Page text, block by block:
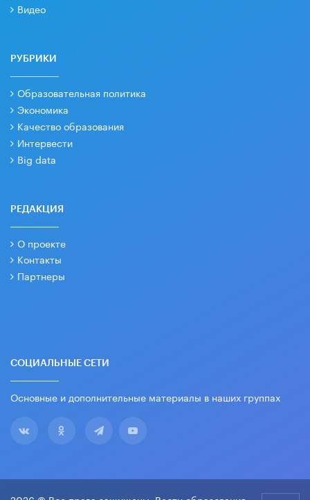
Видео
РУБРИКИ
Образовательная политика
Экономика
Качество образования
Интервести
Big data
РЕДАКЦИЯ
О проекте
Контакты
Партнеры
СОЦИАЛЬНЫЕ СЕТИ
Основные и дополнительные материалы в наших группах